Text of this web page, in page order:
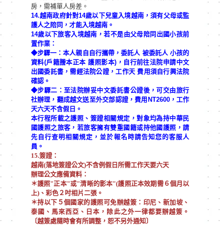
房，需補單人房差。
14.越南政府針對14歲以下兒童入境越南，須有父母或監
護人之陪同，才能入境越南。
14歲以下旅客入境越南，若不是由父母陪同出國小孩前
置作業：
◆步驟一：本人親自自行攜帶，委託人 被委託人 小孩的
資料(戶籍謄本正本 護照影本)，自行前往法院申請中文
出國委託書，需經法院公證，工作天 費用須自行興法院
確認。
◆步驟二：至法院辦妥中文委託書公證後，可交由旅行
社辦理，翻成越文送至外交部認證，費用NT2600，工作
天六天不含假日。
本行程所載之護照、簽證相關規定，對象均為持中華民
國護照之旅客，若旅客擁有雙重國籍或持他國護照，請
先自行查明相關規定，並於報名時請告知您的客服人
員。
15.簽證：
越南(落地簽證公文)不含例假日所需工作天要六天
辦理公文應備資料：
＊護照"正本"或"清晰的影本"(護照正本效期需６個月以
上)、彩色２吋相片二張。
＊持以下５個國家的護照可免辦越簽：印尼、新加坡、
泰國、馬來西亞、日本，除此之外一律都要辦越簽。
〔越簽處隨時會有所調整，恕不另外通知〕